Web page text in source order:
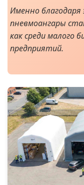
Именно
пневмоангары
как среди малого
предприятий.